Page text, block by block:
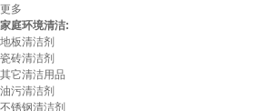
更多
家庭环境清洁:
地板清洁剂
瓷砖清洁剂
其它清洁用品
油污清洁剂
不锈钢清洁剂